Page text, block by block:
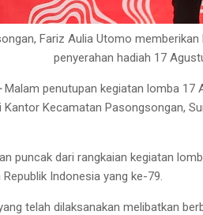
Fariz Aulia Utomo
penyerahan hadiah 17
Malam penutupan kegiatan lomba 17
Kantor Kecamatan Pasongsongan,
puncak dari rangkaian kegiatan
Indonesia yang ke-79.
telah dilaksanakan melibatkan